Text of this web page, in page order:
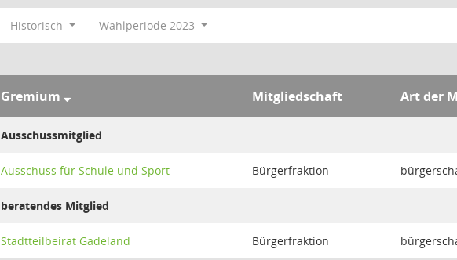
Historisch Wahlperiode 2023
Gremium Mitgliedschaft Art der
Ausschussmitglied
Ausschuss für Schule und Sport Bürgerfraktion
beratendes Mitglied
Stadtteilbeirat Gadeland Bürgerfraktion